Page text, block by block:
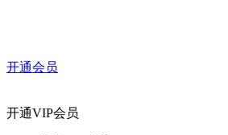
开通会员
开通VIP会员